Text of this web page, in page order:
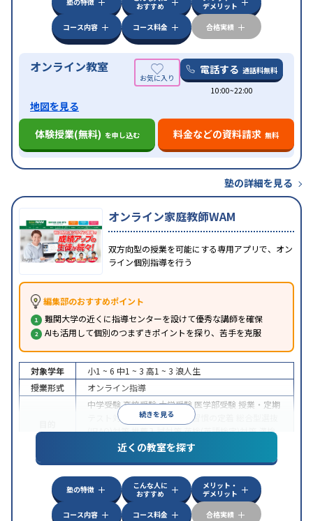
特徴 オンライン対応 1科目から受講可能季節講習の
みの受講可
自習室あり
おすすめ
デメリット
コース内容
コース料金 合格実績
オンライン教室 電話する 通話料無料
10:00~22:00
地図を見る
体験授業(無料) を申し込む 料金などの資料請求 無料
塾の詳細を見る
オンライン家庭教師WAM
双方向型の授業を可能にする専用アプリで、オン
ライン個別指導を行う
編集部のおすすめポイント
難関大学の近くに指導センターを設けて優秀な講師を確保
AIも活用して個別のつまずきポイントを探り、苦手を克服
続きを見る
対象学年 小1 ~ 6 中1 ~ 3 高1 ~ 3 浪人生
授業形式
オンライン指導
中学受験高校受験大学受験 医学部受験 授業・定期
テスト対策
内申点対策 学習習慣の定着
(旧AO)対策推薦入試対策英検(英語検定)対策漢検
(漢字検定)対策
中高一貫校生に対応成績保証制度あり授業の振替
可能不登校生に対応学習にPC・タブレットを利用
オンライン対応1科目から受講可能
近くの教室を探す
塾の特徴
こんな人に
おすすめ
メリット・
デメリット
コース内容
コース料金 合格実績